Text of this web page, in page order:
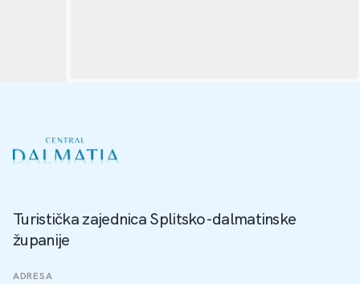
Turistička zajednica Splitsko-dalmatinske
županije
ADRESA